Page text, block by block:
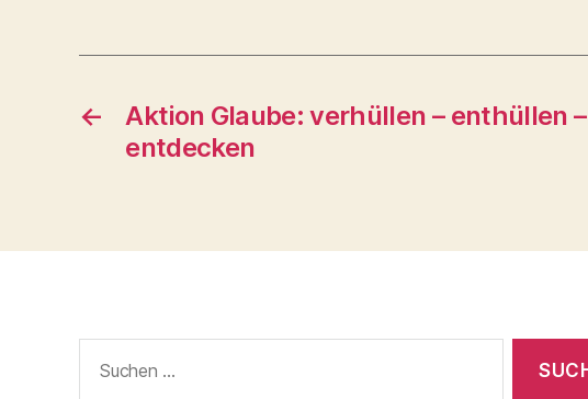
←
Aktion Glaube: verhüllen – enthüllen –
entdecken
nach: